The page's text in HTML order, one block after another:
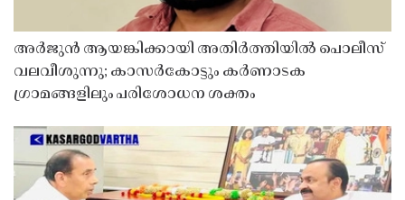
അർജുൻ ആയങ്കിക്കായി അതിർത്തിയിൽ പൊലീസ്
വലവീശുന്നു; കാസർകോട്ടും കർണാടക
ഗ്രാമങ്ങളിലും പരിശോധന ശക്തം